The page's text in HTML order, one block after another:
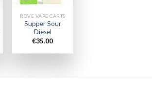
ROVE VAPE CARTS
Supper Sour
Diesel
€35.00